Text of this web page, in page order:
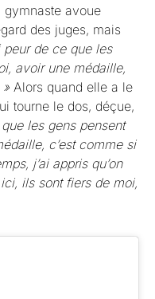
gymnaste avoue
des juges, mais
peur de ce que les
avoir une médaille,
Alors quand elle a le
tourne le dos, déçue,
les gens pensent
c’est comme si
j’ai appris qu’on
ils sont fiers de moi,